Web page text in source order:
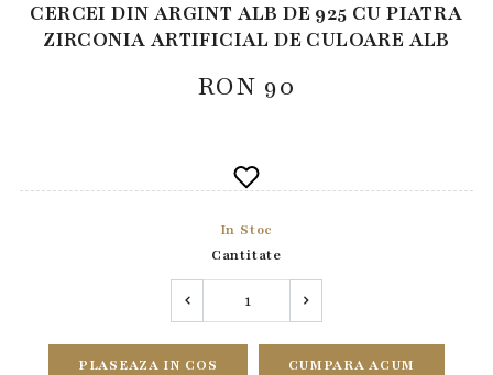
CERCEI DIN ARGINT ALB DE 925 CU PIATRA
ZIRCONIA ARTIFICIAL DE CULOARE ALB
RON 90
In Stoc
Cantitate
PLASEAZA IN COS CUMPARA ACUM